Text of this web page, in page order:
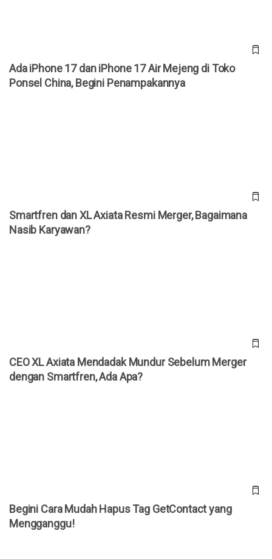
Ada iPhone 17 dan iPhone 17 Air Mejeng di Toko
Ponsel China, Begini Penampakannya
Smartfren dan XL Axiata Resmi Merger, Bagaimana
Nasib Karyawan?
CEO XL Axiata Mendadak Mundur Sebelum Merger
dengan Smartfren, Ada Apa?
Begini Cara Mudah Hapus Tag GetContact yang
Mengganggu!